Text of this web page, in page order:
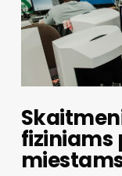
fiziniams